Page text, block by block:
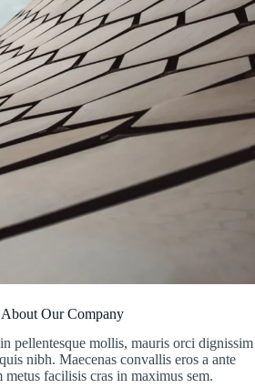
Our Company
pellentesque mollis, mauris orci dignissim
nibh. Maecenas convallis eros a ante
facilisis cras in maximus sem.